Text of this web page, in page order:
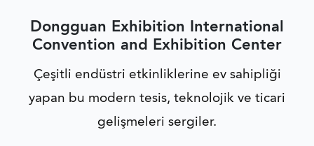
Dongguan Exhibition International
Convention and Exhibition Center
Çeşitli endüstri etkinliklerine ev sahipliği
yapan bu modern tesis, teknolojik ve ticari
gelişmeleri sergiler.